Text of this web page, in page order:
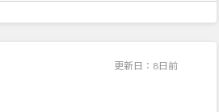
更新日： 8日前